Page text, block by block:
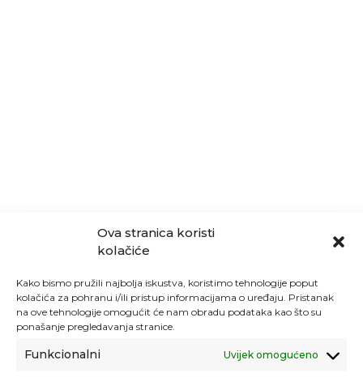
Ova stranica koristi
kolačiće
Kako bismo pružili najbolja iskustva, koristimo tehnologije poput
kolačića za pohranu i/ili pristup informacijama o uređaju. Pristanak
na ove tehnologije omogućit će nam obradu podataka kao što su
ponašanje pregledavanja stranice.
Funkcionalni Uvijek omogućeno